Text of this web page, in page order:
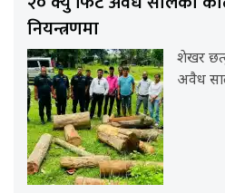
नियन्त्रणमा
शेखर
अवैध